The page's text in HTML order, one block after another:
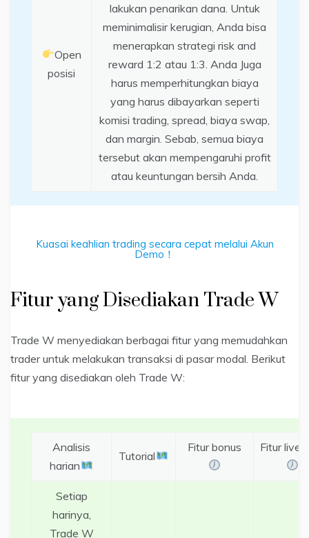
Open
posisi
lakukan penarikan dana. Untuk
meminimalisir kerugian, Anda bisa
menerapkan strategi risk and
reward 1:2 atau 1:3. Anda Juga
harus memperhitungkan biaya
yang harus dibayarkan seperti
komisi trading, spread, biaya swap,
dan margin. Sebab, semua biaya
tersebut akan mempengaruhi profit
atau keuntungan bersih Anda.
Kuasai keahlian trading secara cepat melalui Akun
Demo！
Fitur yang Disediakan Trade W
Trade W menyediakan berbagai fitur yang memudahkan
trader untuk melakukan transaksi di pasar modal. Berikut
fitur yang disediakan oleh Trade W:
Analisis
harian
Tutorial
Fitur bonus Fitur live
Setiap
harinya,
Trade W